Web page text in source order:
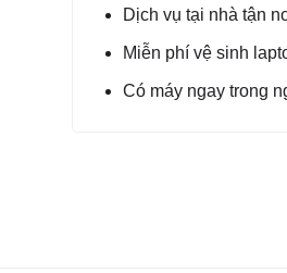
Dịch vụ tại nhà tận
Miễn phí vệ sinh
Có máy ngay trong